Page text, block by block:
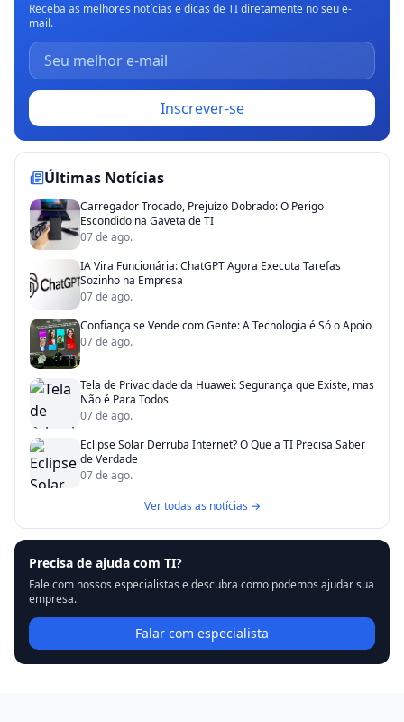
Receba as melhores notícias e dicas de TI diretamente no seu e-
mail.
Inscrever-se
Últimas Notícias
Carregador Trocado, Prejuízo Dobrado: O Perigo
Escondido na Gaveta de TI
07 de ago.
IA Vira Funcionária: ChatGPT Agora Executa Tarefas
Sozinho na Empresa
07 de ago.
Confiança se Vende com Gente: A Tecnologia é Só o Apoio
07 de ago.
Tela de Privacidade da Huawei: Segurança que Existe, mas
Não é Para Todos
07 de ago.
Eclipse Solar Derruba Internet? O Que a TI Precisa Saber
de Verdade
07 de ago.
Ver todas as notícias →
Precisa de ajuda com TI?
Fale com nossos especialistas e descubra como podemos ajudar sua
empresa.
Falar com especialista